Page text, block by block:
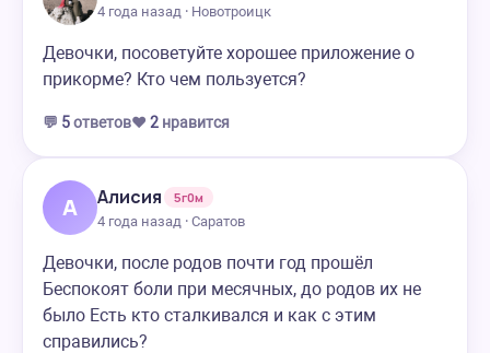
4 года назад · Новотроицк
Девочки, посоветуйте хорошее приложение о
прикорме? Кто чем пользуется?
💬 5ответов❤️ 2 нравится
А Алисия
5г0м
4 года назад · Саратов
Девочки, после родов почти год прошёл
Беспокоят боли при месячных, до родов их не
было Есть кто сталкивался и как с этим
справились?